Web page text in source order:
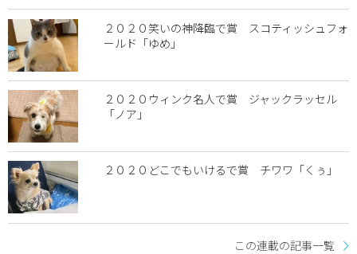
２０２０笑いの神降臨で賞 スコティッシュフォ
ールド「ゆめ」
２０２０ウィンク名人で賞 ジャックラッセル
「ノア」
２０２０どこでもいけるで賞 チワワ「くぅ」
この連載の記事一覧